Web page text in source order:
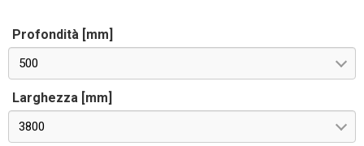
Profondità [mm]
500
Larghezza [mm]
3800